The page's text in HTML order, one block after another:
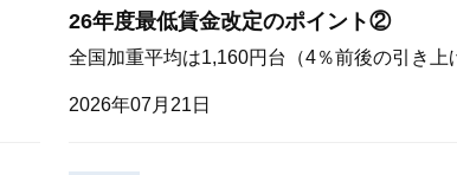
26年度最低賃金改定のポイント②
全国加重平均は1,160円台（4％前後の引き上
2026年07月21日